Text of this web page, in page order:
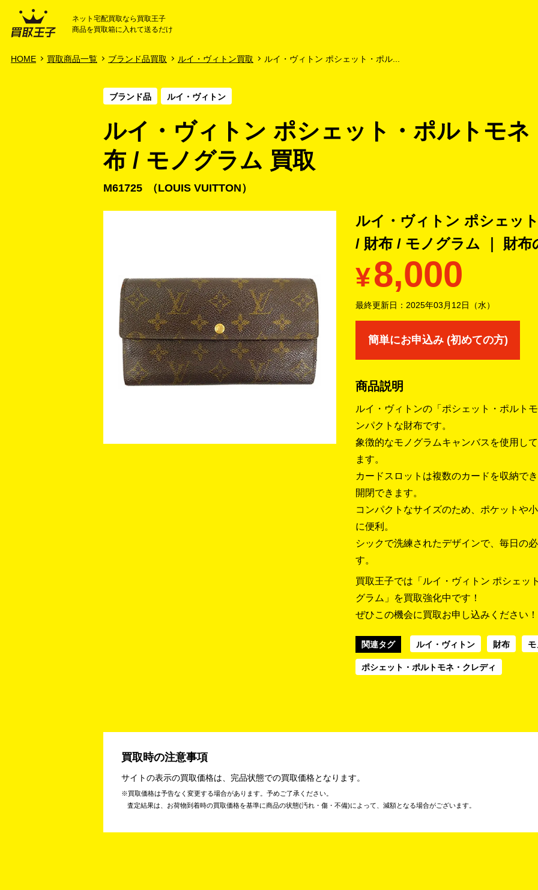
HOME
ネット宅配買取なら買取王子
商品を買取箱に入れて送るだけ
HOME 買取商品一覧 ブランド品買取 ルイ・ヴィトン買取 ルイ・ヴィトン ポシェット・ポル...
ブランド品 ルイ・ヴィトン
ルイ・ヴィトン ポシェット・ポルトモ
布 / モノグラム 買取
M61725 LOUIS VUITTON
ルイ・ヴィトン ポシェッ
/ 財布 / モノグラム ｜ 財布
¥8,000
最終更新日： 2025年03月12日（水）
簡単にお申込み (初めての方)
商品説明
ルイ・ヴィトンの「ポシェット・ポルト
ンパクトな財布です。
象徴的なモノグラムキャンバスを使用し
ます。
カードスロットは複数のカードを収納で
開閉できます。
コンパクトなサイズのため、ポケットや
に便利。
シックで洗練されたデザインで、毎日の
す。
買取王子では「ルイ・ヴィトン ポシェッ
グラム」を買取強化中です！
ぜひこの機会に買取お申し込みください！
関連タグ ルイ・ヴィトン 財布
ポシェット・ポルトモネ・クレディ
買取時の注意事項
サイトの表示の買取価格は、完品状態での買取価格となります。
買取価格は予告なく変更する場合があります。予めご了承ください。
査定結果は、お荷物到着時の買取価格を基準に商品の状態(汚れ・傷・不備)によって、減額となる場合がございます。